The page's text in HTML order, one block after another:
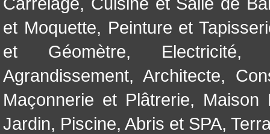
et Moquette, Peinture et
et Géomètre, Electricité
Agrandissement, Architecte,
Maçonnerie et Plâtrerie, Maison
Jardin, Piscine, Abris et SPA,